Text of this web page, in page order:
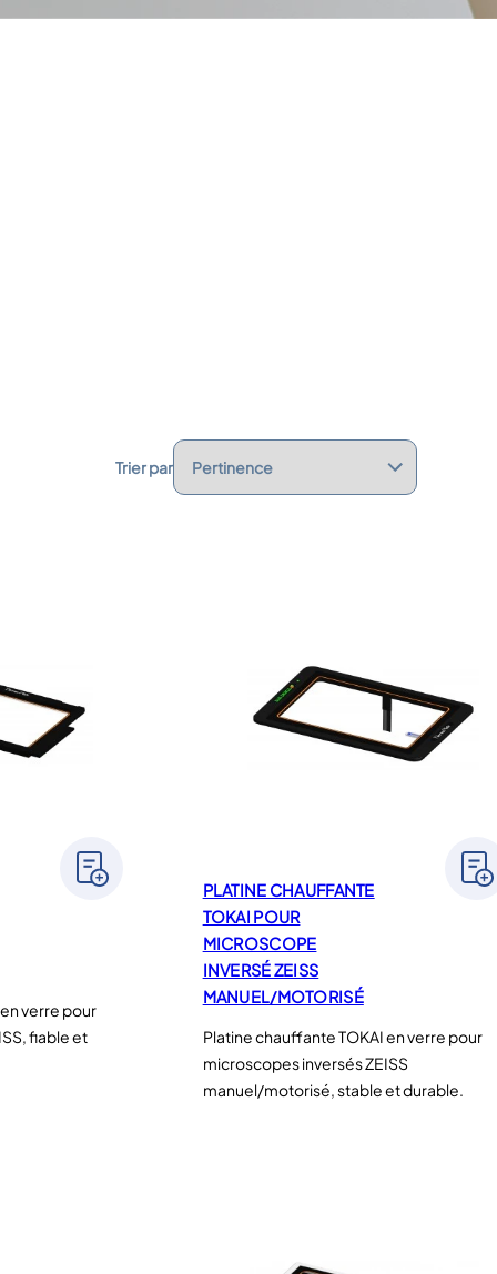
Trier par
verre pour
fiable et
PLATINE CHAUFFANTE
TOKAI POUR
MICROSCOPE
INVERSÉ ZEISS
MANUEL/MOTORISÉ
Platine chauffante TOKAI en verre pour
microscopes inversés ZEISS
manuel/motorisé, stable et durable.